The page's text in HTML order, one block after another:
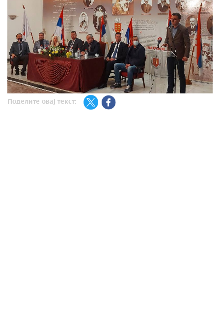
Поделите овај текст: